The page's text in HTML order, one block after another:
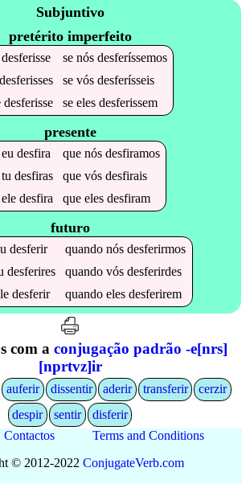
Subjuntivo
pretérito imperfeito
desferisse se nós desferíssemos
desferisses se vós desferísseis
desferisse se eles desferissem
presente
eu desfira que nós desfiramos
tu desfiras que vós desfirais
ele desfira que eles desfiram
futuro
desferir quandonósdesferirmos
desferires quandovósdesferirdes
desferir quandoelesdesferirem
com a conjugação padrão -e[nrs]
[nprtvz]ir
auferir dissentir aderir transferir
cerzir
despir
sentir
disferir
Contactos
Terms and Conditions
© 2012-2022 ConjugateVerb.com